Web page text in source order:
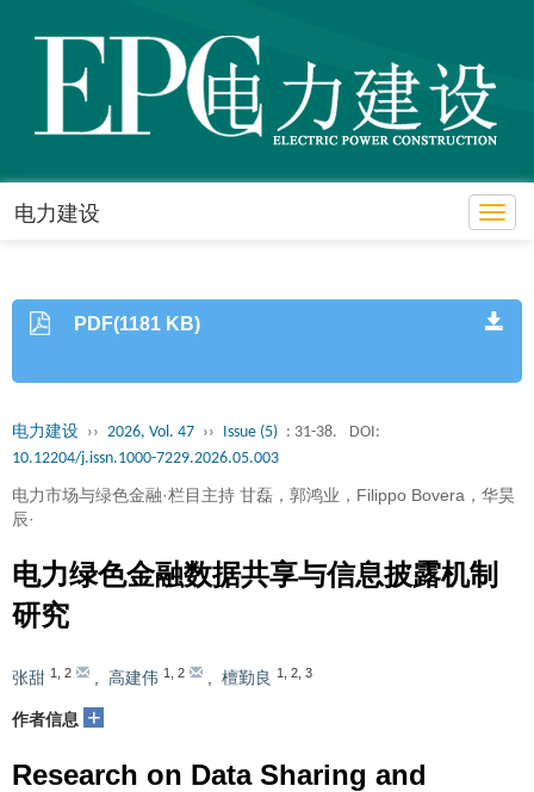
电力建设
PDF(1181 KB)
电力建设 ›› 2026, Vol. 47 ›› Issue (5) : 31-38.
DOI:
10.12204/j.issn.1000-7229.2026.05.003
电力市场与绿色金融·栏目主持 甘磊，郭鸿业，Filippo Bovera，华昊
辰·
电力绿色金融数据共享与信息披露机制
研究
张甜 1 2 高建伟 1 2 檀勤良 1 2 3
作者信息 +
Research on Data Sharing and